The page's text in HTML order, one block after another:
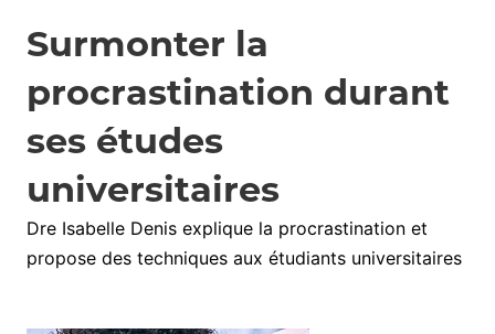
Surmonter la
procrastination durant
ses études
universitaires
Dre Isabelle Denis explique la procrastination et
propose des techniques aux étudiants universitaires